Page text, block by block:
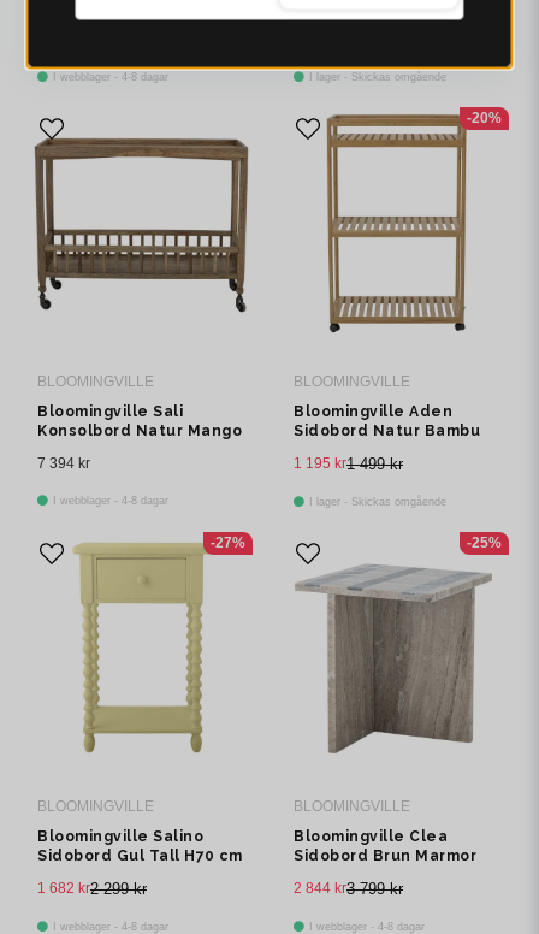
I webblager - 4-8 dagar
cm
I lager - Skickas omgående
BLOOMINGVILLE
Bloomingville Sali
Konsolbord Natur Mango
7 394 kr
I webblager - 4-8 dagar
BLOOMINGVILLE
Bloomingville Aden
Sidobord Natur Bambu
1 499 kr
1 195 kr
I lager - Skickas omgående
-20%
BLOOMINGVILLE
Bloomingville Salino
Sidobord Gul Tall H70 cm
2 299 kr
1 682 kr
I webblager - 4-8 dagar
-27%
BLOOMINGVILLE
Bloomingville Clea
Sidobord Brun Marmor
3 799 kr
2 844 kr
I webblager - 4-8 dagar
-25%